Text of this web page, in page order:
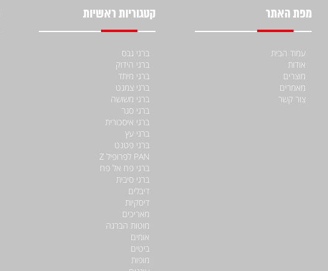
מפת האתר
עמוד הבית
אודות
מוצרים
מאמרים
צור קשר
קטגוריות ראשיות
ברגי גבס
ברגי הידוק
ברגי מיתד
ברגי צמנט
ברגי משושה
ברגי סגר
ברגי איסכורית
ברגי עץ
ברגי פטנט
PAN לפרופיל Z
ברגי פח אל פח
ברגי סיבית
דיבלים
דיסקיות
מאריכים
מוטות הברגה
אומים
ביטים
מופות